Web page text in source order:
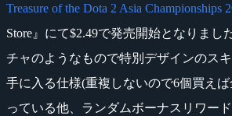
Treasure of the Dota 2 Asia Championships
Store』にて$2.49で発売開始となりまし
チャのようなもので特別デザインのス
手に入る仕様(重複しないので6個買え
っている他、ランダムボーナスリワー